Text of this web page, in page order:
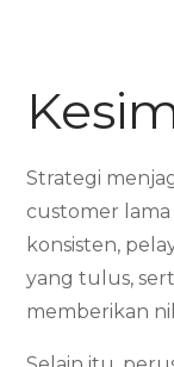
Strategi
customer
konsisten,
yang tulus,
memberikan